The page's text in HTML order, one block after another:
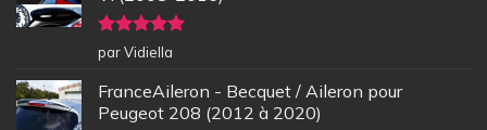
Note5sur
5
par Vidiella
FranceAileron - Becquet / Aileron pour
Peugeot 208 (2012 à 2020)